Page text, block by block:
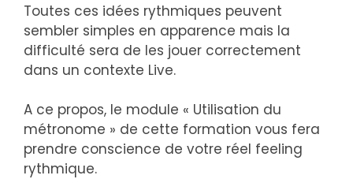
Toutes ces idées rythmiques peuvent
sembler simples en apparence mais la
difficulté sera de les jouer correctement
dans un contexte Live.
A ce propos, le module « Utilisation du
métronome » de cette formation vous fera
prendre conscience de votre réel feeling
rythmique.